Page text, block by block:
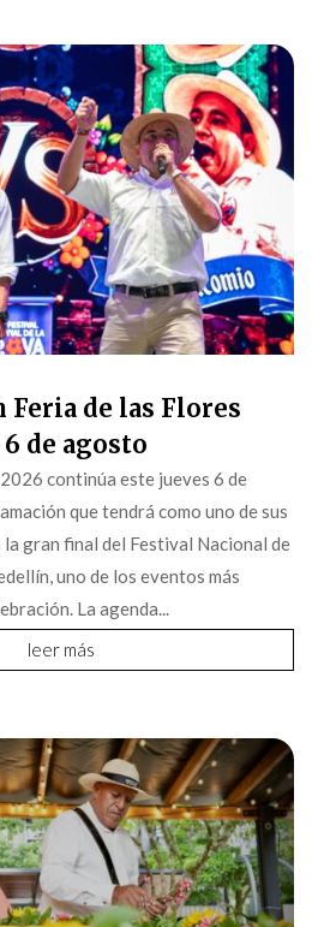
Feria de las Flores
de agosto
continúa este jueves 6 de
que tendrá como uno de sus
gran final del Festival Nacional de
uno de los eventos más
La agenda...
leer más